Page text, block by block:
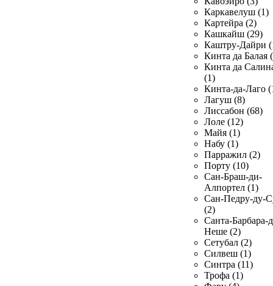
Каркавелуш (1)
Картейра (2)
Кашкайш (29)
Каштру-Дайри
Кинта да Балая
Кинта да
(1)
Кинта-да-Лаго
Лагуш (8)
Лиссабон (68)
Лоле (12)
Майя (1)
Набу (1)
Парражил (2)
Порту (10)
Сан-Браш-ди-
Алпортел (1)
Сан-Педру-ду-
(2)
Санта-Барбара-
Неше (2)
Сетубал (2)
Силвеш (1)
Синтра (11)
Трофа (1)